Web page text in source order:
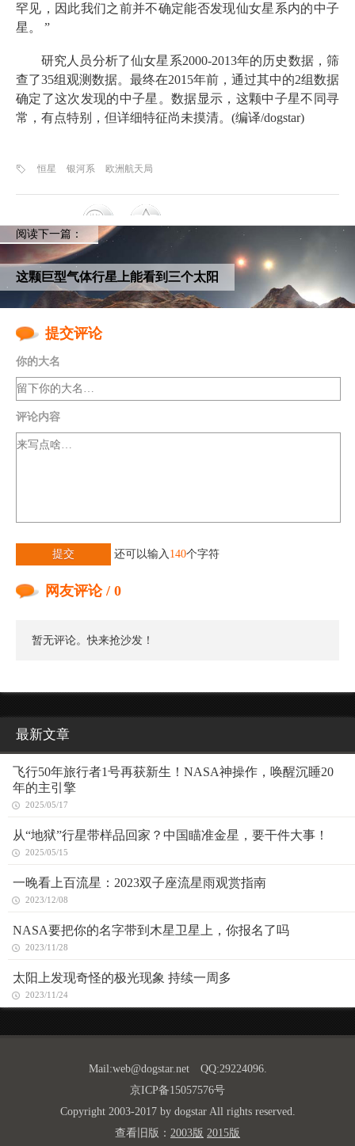
罕见，因此我们之前并不确定能否发现仙女星系内的中子
星。 ”
研究人员分析了仙女星系2000-2013年的历史数据，筛
查了35组观测数据。最终在2015年前，通过其中的2组数据
确定了这次发现的中子星。数据显示，这颗中子星不同寻
常，有点特别，但详细特征尚未摸清。(编译/dogstar)
恒星 银河系 欧洲航天局
阅读下一篇：
这颗巨型气体行星上能看到三个太阳
提交评论
你的大名
评论内容
提交 还可以输入 140个字符
网友评论 / 0
暂无评论。快来抢沙发！
最新文章
飞行50年旅行者1号再获新生！NASA神操作，唤醒沉睡20
年的主引擎
2025/05/17
从“地狱”行星带样品回家？中国瞄准金星，要干件大事！
2025/05/15
一晚看上百流星：2023双子座流星雨观赏指南
2023/12/08
NASA要把你的名字带到木星卫星上，你报名了吗
2023/11/28
太阳上发现奇怪的极光现象 持续一周多
2023/11/24
Mail:web@dogstar.netQQ:29224096.
京ICP备15057576号
Copyright 2003-2017 by dogstar All rights reserved.
查看旧版： 2003版 2015版